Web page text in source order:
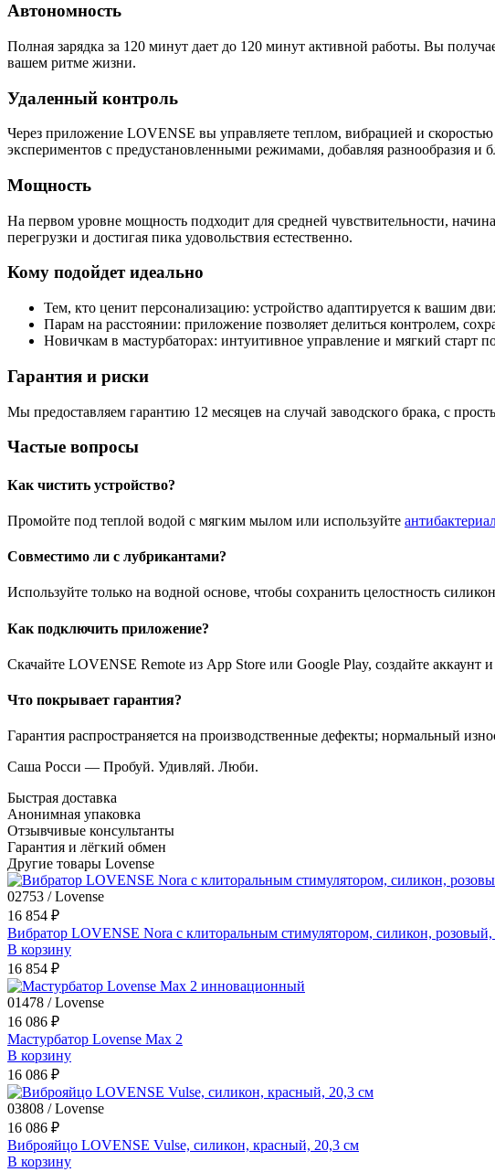
Автономность
Полная зарядка за 120 минут дает до 120 минут активной работы. Вы
вашем ритме жизни.
Удаленный контроль
Через приложение LOVENSE вы управляете теплом, вибрацией и
экспериментов с предустановленными режимами, добавляя разнообразия и
Мощность
На первом уровне мощность подходит для средней чувствительности,
перегрузки и достигая пика удовольствия естественно.
Кому подойдет идеально
Тем, кто ценит персонализацию: устройство адаптируется к вашим
Парам на расстоянии: приложение позволяет делиться контролем,
Новичкам в мастурбаторах: интуитивное управление и мягкий старт
Гарантия и риски
Мы предоставляем гарантию 12 месяцев на случай заводского брака, с
Частые вопросы
Как чистить устройство?
Промойте под теплой водой с мягким мылом или используйте
Совместимо ли с лубрикантами?
Используйте только на водной основе, чтобы сохранить целостность
Как подключить приложение?
Скачайте LOVENSE Remote из App Store или Google Play, создайте
Что покрывает гарантия?
Гарантия распространяется на производственные дефекты; нормальный
Саша Росси — Пробуй. Удивляй. Люби.
Быстрая доставка
Анонимная упаковка
Отзывчивые консультанты
Гарантия и лёгкий обмен
Другие товары Lovense
02753 / Lovense
16 854 ₽
Вибратор LOVENSE Nora с клиторальным стимулятором, силикон,
В корзину
16 854 ₽
01478 / Lovense
16 086 ₽
Мастурбатор Lovense Max 2
В корзину
16 086 ₽
03808 / Lovense
16 086 ₽
Виброяйцо LOVENSE Vulse, силикон, красный, 20,3 см
В корзину